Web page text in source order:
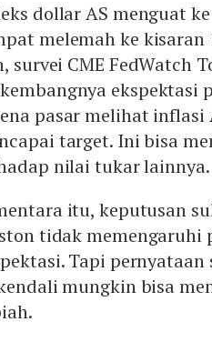
dollar AS menguat
melemah ke
survei CME FedWatch
ekspektasi
pasar melihat
target. Ini bisa
nilai tukar lainnya.
itu, keputusan
tidak memengaruhi
Tapi
mungkin bisa